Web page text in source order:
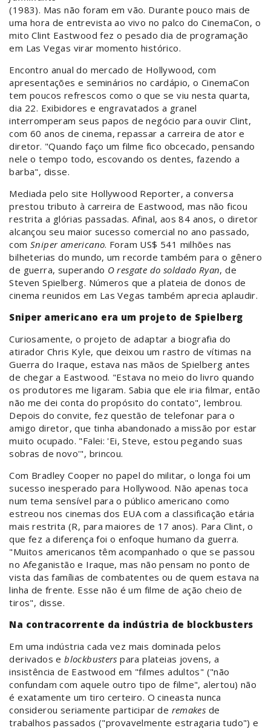
(1983). Mas não foram em vão. Durante pouco mais de
uma hora de entrevista ao vivo no palco do CinemaCon, o
mito Clint Eastwood fez o pesado dia de programação
em Las Vegas virar momento histórico.
Encontro anual do mercado de Hollywood, com
apresentações e seminários no cardápio, o CinemaCon
tem poucos refrescos como o que se viu nesta quarta,
dia 22. Exibidores e engravatados a granel
interromperam seus papos de negócio para ouvir Clint,
com 60 anos de cinema, repassar a carreira de ator e
diretor. "Quando faço um filme fico obcecado, pensando
nele o tempo todo, escovando os dentes, fazendo a
barba", disse.
Mediada pelo site Hollywood Reporter, a conversa
prestou tributo à carreira de Eastwood, mas não ficou
restrita a glórias passadas. Afinal, aos 84 anos, o diretor
alcançou seu maior sucesso comercial no ano passado,
comSniper americano. Foram US$ 541 milhões nas
bilheterias do mundo, um recorde também para o gênero
de guerra, superando O resgate do soldado Ryan, de
Steven Spielberg. Números que a plateia de donos de
cinema reunidos em Las Vegas também aprecia aplaudir.
Sniper americano era um projeto de Spielberg
Curiosamente, o projeto de adaptar a biografia do
atirador Chris Kyle, que deixou um rastro de vítimas na
Guerra do Iraque, estava nas mãos de Spielberg antes
de chegar a Eastwood. "Estava no meio do livro quando
os produtores me ligaram. Sabia que ele iria filmar, então
não me dei conta do propósito do contato", lembrou.
Depois do convite, fez questão de telefonar para o
amigo diretor, que tinha abandonado a missão por estar
muito ocupado. "Falei: 'Ei, Steve, estou pegando suas
sobras de novo'", brincou.
Com Bradley Cooper no papel do militar, o longa foi um
sucesso inesperado para Hollywood. Não apenas toca
num tema sensível para o público americano como
estreou nos cinemas dos EUA com a classificação etária
mais restrita (R, para maiores de 17 anos). Para Clint, o
que fez a diferença foi o enfoque humano da guerra.
"Muitos americanos têm acompanhado o que se passou
no Afeganistão e Iraque, mas não pensam no ponto de
vista das famílias de combatentes ou de quem estava na
linha de frente. Esse não é um filme de ação cheio de
tiros", disse.
Na contracorrente da indústria de blockbusters
Em uma indústria cada vez mais dominada pelos
derivados eblockbusters para plateias jovens, a
insistência de Eastwood em "filmes adultos" ("não
confundam com aquele outro tipo de filme", alertou) não
é exatamente um tiro certeiro. O cineasta nunca
considerou seriamente participar de remakes de
trabalhos passados ("provavelmente estragaria tudo") e